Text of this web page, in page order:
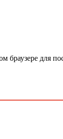
браузере для